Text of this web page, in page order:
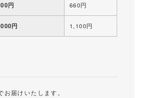
円 660円
円 1,100円
届けいたします。